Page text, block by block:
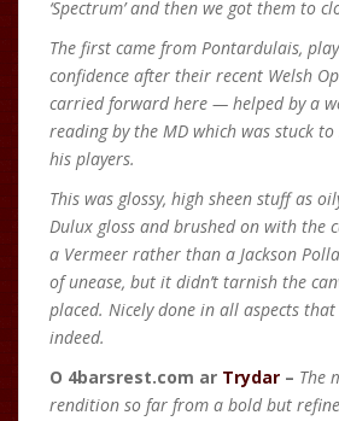
‘Spectrum’ and then we got them to
The first came from Pontardulais,
confidence after their recent Welsh
carried forward here — helped by a
reading by the MD which was stuck
his players.
This was glossy, high sheen stuff as
Dulux gloss and brushed on with the
a Vermeer rather than a Jackson
of unease, but it didn’t tarnish the
placed. Nicely done in all aspects
indeed.
O 4barsrest.com ar Trydar – The
rendition so far from a bold but